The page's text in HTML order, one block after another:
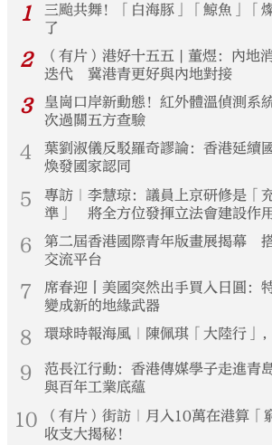
1
三颱共舞！「白海豚」「鯨魚」「
了
2
（有片）港好十五五 | 董煜：內地
迭代 冀港青更好與內地對接
3
皇崗口岸新動態！紅外體溫偵測
次過關五方查驗
4
葉劉淑儀反駁羅奇謬論：香港延
煥發國家認同
5
專訪｜李慧琼：議員上京研修是「
準」 將全方位發揮立法會建設作
6
第二屆香港國際青年版畫展揭幕
交流平台
7
席春迎丨美國突然出手買入日圓：
變成新的地緣武器
8 環球時報海風｜陳佩琪「大陸行」
9
范長江行動：香港傳媒學子走進
與百年工業底蘊
10
（有片）街訪｜月入10萬在港算「
收支大揭秘！